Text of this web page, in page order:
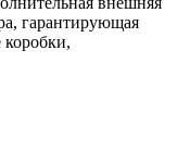
гарантирующая
коробки,